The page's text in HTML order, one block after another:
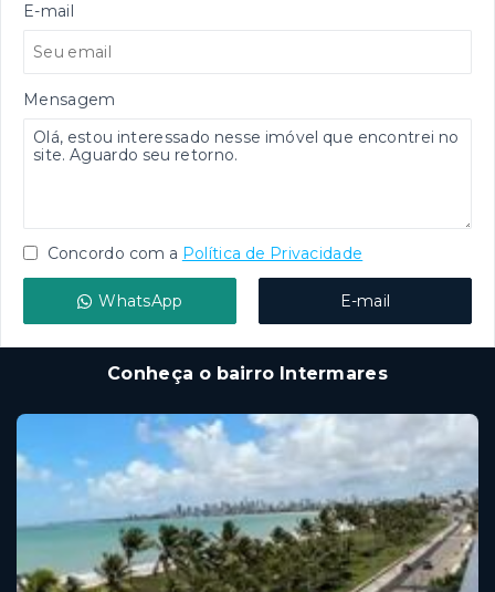
E-mail
Mensagem
Concordo com a Política de Privacidade
WhatsApp E-mail
Conheça o bairro Intermares